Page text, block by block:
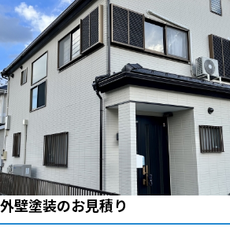
外壁塗装のお見積り